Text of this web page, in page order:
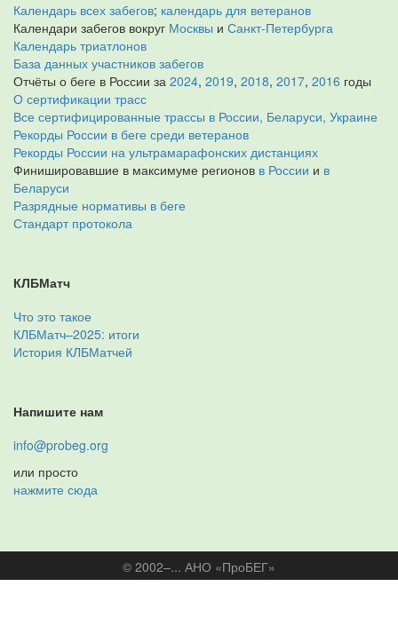
Календарь всех забегов; календарь для ветеранов
Календари забегов вокруг Москвы и Санкт-Петербурга
Календарь триатлонов
База данных участников забегов
Отчёты о беге в России за 2024, 2019, 2018, 2017, 2016 годы
О сертификации трасс
Все сертифицированные трассы в России, Беларуси, Украине
Рекорды России в беге среди ветеранов
Рекорды России на ультрамарафонских дистанциях
Финишировавшие в максимуме регионов в России и в
Беларуси
Разрядные нормативы в беге
Стандарт протокола
КЛБМатч
Что это такое
КЛБМатч–2025: итоги
История КЛБМатчей
Напишите нам
info@probeg.org
или просто
нажмите сюда
© 2002–... АНО «ПроБЕГ»